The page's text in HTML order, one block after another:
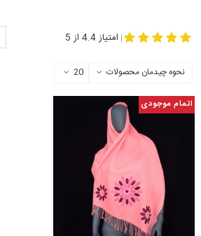
| امتیاز 4.4 از 5
نحوه چیدمان محصولات 20
اتمام موجودی